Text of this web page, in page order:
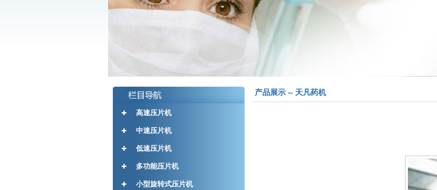
高速压片机
中速压片机
低速压片机
多功能压片机
小型旋转式压片机
产品展示 -- 天凡药机